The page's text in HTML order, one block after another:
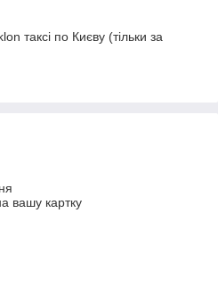
таксі по Києву (тільки за
вашу картку